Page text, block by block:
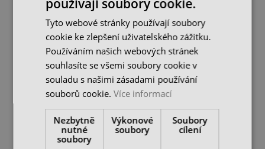
Svěrka šroubovací 120 x
400 mm BS, Top Master
skladem 2 ks
Svěrka šroubovací 120 x
500 mm BS, Top Master
Tyto webové stránky používají soubory
cookie ke zlepšení uživatelského zážitku.
Používáním našich webových stránek
souhlasíte se všemi soubory cookie v
souladu s našimi zásadami používání
souborů cookie.Více informací
Nezbytně
nutné
soubory
Výkonové
soubory
Soubory
cílení